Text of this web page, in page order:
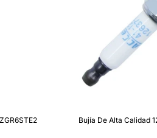
Bujía De Alta Calidad